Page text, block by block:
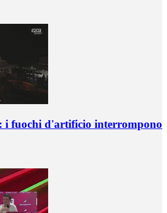
i fuochi d'artificio interrompono